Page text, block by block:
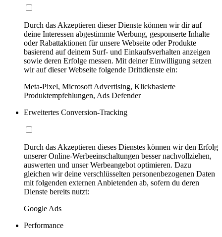
Durch das Akzeptieren dieser Dienste können wir dir auf
deine Interessen abgestimmte Werbung, gesponserte Inhalte
oder Rabattaktionen für unsere Webseite oder Produkte
basierend auf deinem Surf- und Einkaufsverhalten anzeigen
sowie deren Erfolge messen. Mit deiner Einwilligung setzen
wir auf dieser Webseite folgende Drittdienste ein:
Meta-Pixel, Microsoft Advertising, Klickbasierte
Produktempfehlungen, Ads Defender
Erweitertes Conversion-Tracking
Durch das Akzeptieren dieses Dienstes können wir den Erfolg
unserer Online-Werbeeinschaltungen besser nachvollziehen,
auswerten und unser Werbeangebot optimieren. Dazu
gleichen wir deine verschlüsselten personenbezogenen Daten
mit folgenden externen Anbietenden ab, sofern du deren
Dienste bereits nutzt:
Google Ads
Performance